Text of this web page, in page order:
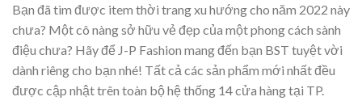
Bạn đã tìm được item thời trang xu hướng cho năm 2022 này
chưa? Một cô nàng sở hữu vẻ đẹp của một phong cách sành
điệu chưa? Hãy để J-P Fashion mang đến bạn BST tuyệt vời
dành riêng cho bạn nhé! Tất cả các sản phẩm mới nhất đều
được cập nhật trên toàn bộ hệ thống 14 cửa hàng tại TP.